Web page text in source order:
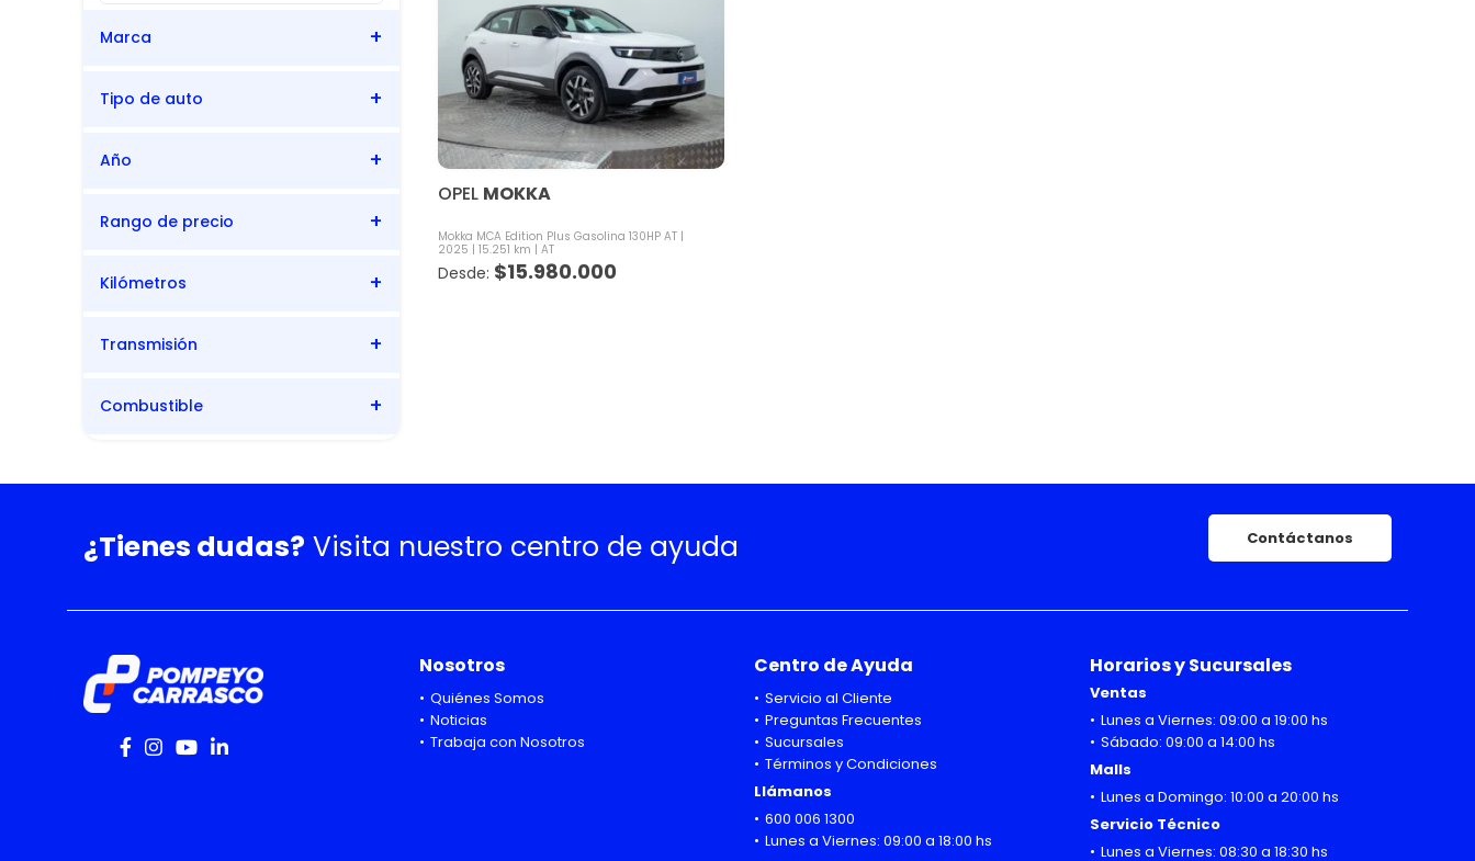
Marca
Opel
Tipo de auto
SUV
Año
2025
Rango de precio
Kilómetros
Transmisión
Automática
Combustible
OPEL MOKKA
Mokka MCA Edition Plus Gasolina 130HP AT
2025
15.251 km AT
$15.980.000
¿Tienes dudas? Visita nuestro centro de ayuda Contáctanos
Nosotros
Quiénes Somos
Noticias
Trabaja con Nosotros
Centro de Ayuda
Servicio al Cliente
Preguntas Frecuentes
Sucursales
Términos y Condiciones
Llámanos
600 006 1300
Lunes a Viernes: 09:00 a 18:00 hs
Horarios y Sucursales
Ventas
Lunes a Viernes: 09:00 a 19:00 hs
Sábado: 09:00 a 14:00 hs
Malls
Lunes a Domingo: 10:00 a 20:00 hs
Servicio Técnico
Lunes a Viernes: 08:30 a 18:30 hs